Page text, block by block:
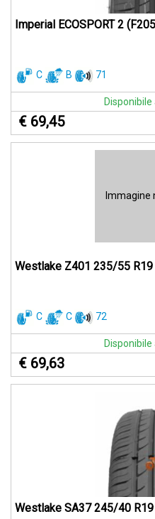
Imperial ECOSPORT 2
C B 71
€ 69,45
Immagine
Westlake Z401 235/55
C C 72
€ 69,63
Westlake SA37 245/40